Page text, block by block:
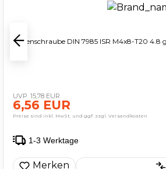
Linsenschraube DIN 7985 ISR M4x8-T20 4.8
15,78 EUR
6,56 EUR
Preise sind inkl. MwSt. und ggf. zzgl. Versandkosten
1-3 Werktage
Merken